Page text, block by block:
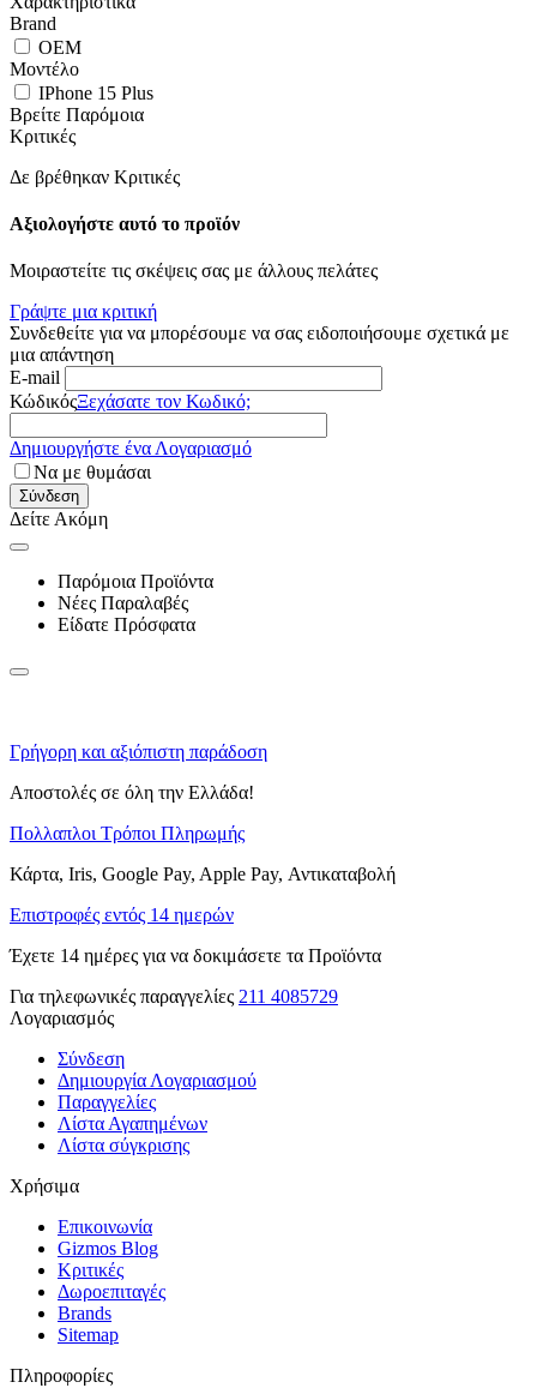
Brand
OEM
Μοντέλο
IPhone 15 Plus
Βρείτε Παρόμοια
Κριτικές
Δε βρέθηκαν Κριτικές
Αξιολογήστε αυτό το προϊόν
Μοιραστείτε τις σκέψεις σας με άλλους πελάτες
Γράψτε μια κριτική
Συνδεθείτε για να μπορέσουμε να σας ειδοποιήσουμε σχετικά με
μια απάντηση
E-mail
ΚώδικόςΞεχάσατε τον Κωδικό;
Δημιουργήστε ένα Λογαριασμό
Να με θυμάσαι
Σύνδεση
Δείτε Ακόμη
Παρόμοια Προϊόντα
Νέες Παραλαβές
Είδατε Πρόσφατα
Γρήγορη και αξιόπιστη παράδοση
Αποστολές σε όλη την Ελλάδα!
Πολλαπλοι Τρόποι Πληρωμής
Κάρτα, Iris, Google Pay, Apple Pay, Αντικαταβολή
Επιστροφές εντός 14 ημερών
Έχετε 14 ημέρες για να δοκιμάσετε τα Προϊόντα
Για τηλεφωνικές παραγγελίες 211 4085729
Λογαριασμός
Σύνδεση
Δημιουργία Λογαριασμού
Παραγγελίες
Λίστα Αγαπημένων
Λίστα σύγκρισης
Χρήσιμα
Επικοινωνία
Gizmos Blog
Κριτικές
Δωροεπιταγές
Brands
Sitemap
Πληροφορίες